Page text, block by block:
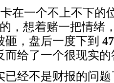
在一个不上不下的
，想着赌一把情绪
，盘后一度下到
而给了一个很现实的
已经不是财报的问题